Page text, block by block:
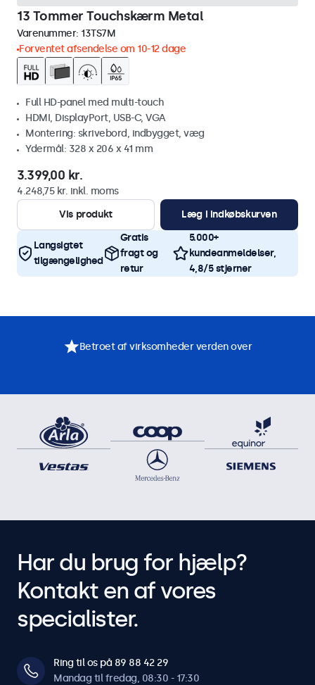
13 Tommer Touchskærm Metal
Varenummer: 13TS7M
Forventet afsendelse om 10-12 dage
Full HD-panel med multi-touch
HDMI, DisplayPort, USB-C, VGA
Montering: skrivebord, indbygget, væg
Ydermål: 328 x 206 x 41 mm
3.399,00 kr.
4.248,75 kr. inkl. moms
Vis produkt
Læg i indkøbskurven
Langsigtet
tilgængelighed
Gratis
fragt og
retur
5.000+
kundeanmeldelser,
4,8/5 stjerner
Betroet af virksomheder verden over
Har du brug for hjælp?
Kontakt en af vores
specialister.
Ring til os på 89 88 42 29
Mandag til fredag, 08:30 - 17:30